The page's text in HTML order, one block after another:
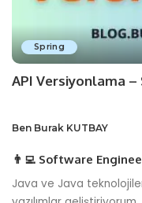
Spring
API Versiyonlama
Ben Burak KUTBAY
👨‍💻 Software
Java ve Java